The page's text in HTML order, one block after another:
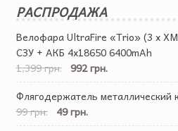
РАСПРОДАЖА
Велофара UltraFire «Trio» (3 x
СЗУ + АКБ 4х18650 6400mAh
1,399 грн. 992 грн.
Флягодержатель металлический
99 грн.
49 грн.